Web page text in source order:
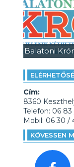
Balatoni
Cím:
8360
Telefon: 06
Mobil: 06 30 /
KÖVESSEN